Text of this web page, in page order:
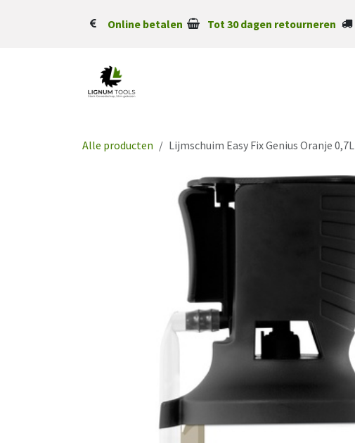
Online betalen Tot 30 dagen retourneren
Alle producten Lijmschuim Easy Fix Genius Oranje 0,7L